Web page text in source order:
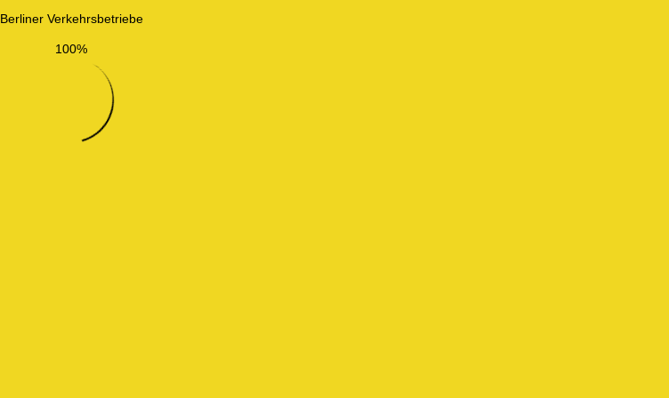
Berliner Verkehrsbetriebe
100%